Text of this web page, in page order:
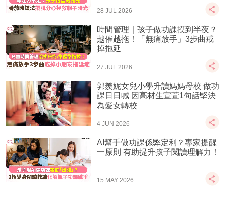
28 JUL 2026
時間管理｜孩子做功課摸到半夜？
越催越拖！「無痛放手」3步曲戒
掉拖延
27 JUL 2026
郭羨妮女兒小學升讀媽媽母校 做功
課日日喊 因高材生宣萱1句話堅決
為愛女轉校
4 JUN 2026
AI幫手做功課係弊定利？專家提醒
一原則 有助提升孩子閱讀理解力！
15 MAY 2026